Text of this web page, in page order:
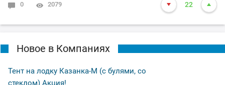
0 2079 22
Новое в Компаниях
Тент на лодку Казанка-М (с булями, со
стеклом) Акция!